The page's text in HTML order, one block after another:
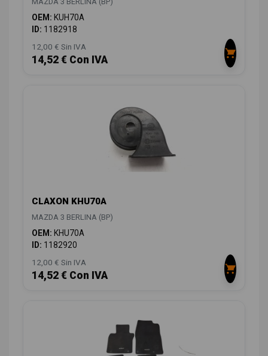
OEM: KUH70A
ID: 1182918
12,00 € Sin IVA
14,52 € Con IVA
CLAXON KHU70A
MAZDA 3 BERLINA (BP)
OEM: KHU70A
ID: 1182920
12,00 € Sin IVA
14,52 € Con IVA